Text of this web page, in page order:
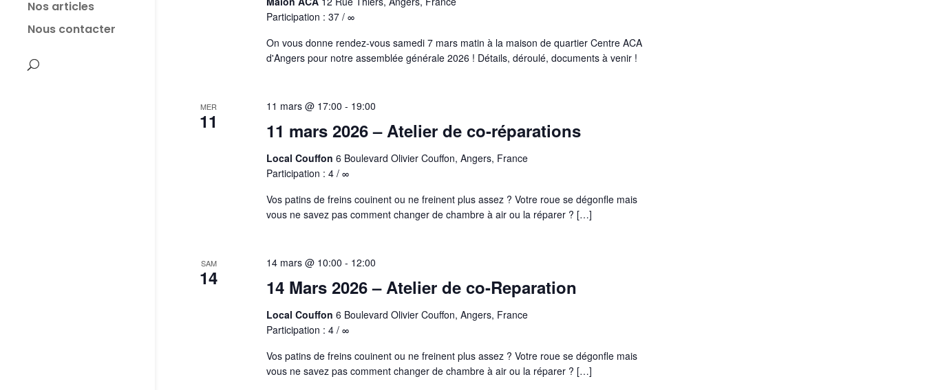
Nos articles
Nous contacter
Participation : 37 / ∞
On vous donne rendez-vous samedi 7 mars matin à la maison de quartier Centre ACA
d'Angers pour notre assemblée générale 2026 ! Détails, déroulé, documents à venir !
MER
11 11 mars 2026 – Atelier de co-réparations
11 mars @ 17:00 - 19:00
Local Couffon6 Boulevard Olivier Couffon, Angers, France
Participation : 4 / ∞
Vos patins de freins couinent ou ne freinent plus assez ? Votre roue se dégonfle mais
vous ne savez pas comment changer de chambre à air ou la réparer ? […]
SAM
14 14 Mars 2026 – Atelier de co-Reparation
14 mars @ 10:00 - 12:00
Local Couffon6 Boulevard Olivier Couffon, Angers, France
Participation : 4 / ∞
Vos patins de freins couinent ou ne freinent plus assez ? Votre roue se dégonfle mais
vous ne savez pas comment changer de chambre à air ou la réparer ? […]